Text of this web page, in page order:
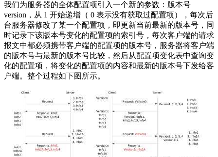
我们为服务器的全体配置项引入一个新的参数：版本号
version，从 1 开始递增（ 0 表示没有获取过配置项），每次后
台服务器修改了某一个配置项，即更新当前最新的版本号，同
时记录下该版本号变化的配置项的索引号，每次客户端的请求
报文中都必须携带客户端的配置项的版本号，服务器将客户端
的版本号与最新的版本号比较，然后从配置项变化表中查询变
化的配置项，将变化的配置项的内容和最新的版本号下发给客
户端。整个过程如下图所示。